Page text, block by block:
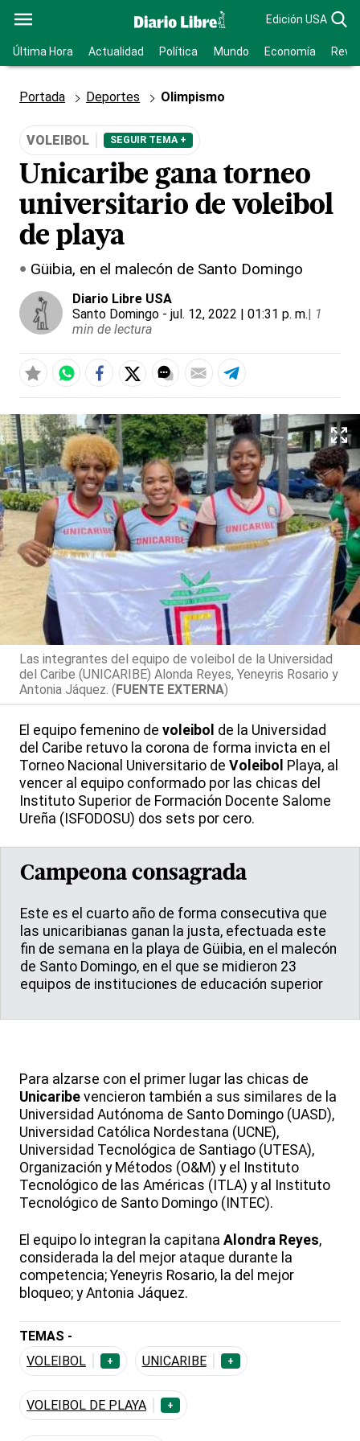
Edición USA
Última Hora Actualidad Política Mundo Economía
Portada Deportes Olimpismo
VOLEIBOL SEGUIR TEMA +
Unicaribe gana torneo
universitario de voleibol
de playa
Güibia, en el malecón de Santo Domingo
Diario Libre USA
Santo Domingo - jul. 12, 2022 | 01:31 p. m.| 1
min de lectura
Las integrantes del equipo de voleibol de la Universidad
del Caribe (UNICARIBE) Alonda Reyes, Yeneyris Rosario y
Antonia Jáquez. (FUENTE EXTERNA)
El equipo femenino de voleibol de la Universidad
del Caribe retuvo la corona de forma invicta en el
Torneo Nacional Universitario de Voleibol Playa, al
vencer al equipo conformado por las chicas del
Instituto Superior de Formación Docente Salome
Ureña (ISFODOSU) dos sets por cero.
Campeona consagrada
Este es el cuarto año de forma consecutiva que
las unicaribianas ganan la justa, efectuada este
fin de semana en la playa de Güibia, en el malecón
de Santo Domingo, en el que se midieron 23
equipos de instituciones de educación superior
Para alzarse con el primer lugar las chicas de
Unicaribe vencieron también a sus similares de la
Universidad Autónoma de Santo Domingo (UASD),
Universidad Católica Nordestana (UCNE),
Universidad Tecnológica de Santiago (UTESA),
Organización y Métodos (O&M) y el Instituto
Tecnológico de las Américas (ITLA) y al Instituto
Tecnológico de Santo Domingo (INTEC).
El equipo lo integran la capitana Alondra Reyes,
considerada la del mejor ataque durante la
competencia; Yeneyris Rosario, la del mejor
bloqueo; y Antonia Jáquez.
TEMAS -
VOLEIBOL
+ UNICARIBE +
VOLEIBOL DE PLAYA +